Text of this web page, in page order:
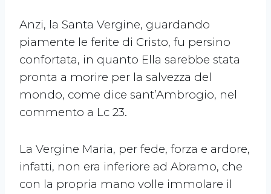
Anzi, la Santa Vergine, guardando
piamente le ferite di Cristo, fu persino
confortata, in quanto Ella sarebbe stata
pronta a morire per la salvezza del
mondo, come dice sant’Ambrogio, nel
commento a Lc 23.
La Vergine Maria, per fede, forza e ardore,
infatti, non era inferiore ad Abramo, che
con la propria mano volle immolare il